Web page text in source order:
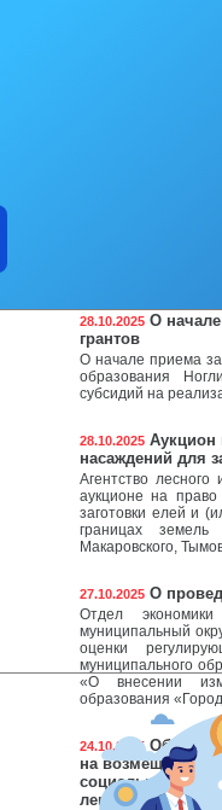
28.10.2025 О
грантов
О начале приема
образования
субсидий на
28.10.2025 Аукцион
насаждений для
Агентство
аукционе на
заготовки елей и
границах земель
Макаровского,
27.10.2025 О
Отдел экономики
муниципальный
оценки
муниципального
«О внесении
образования
24.10.2025
на возмещение
социально
лекарственными